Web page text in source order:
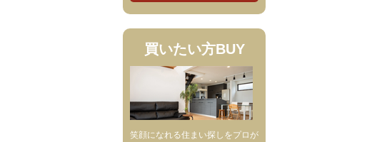
買いたい方BUY
笑顔になれる住まい探しをプロが